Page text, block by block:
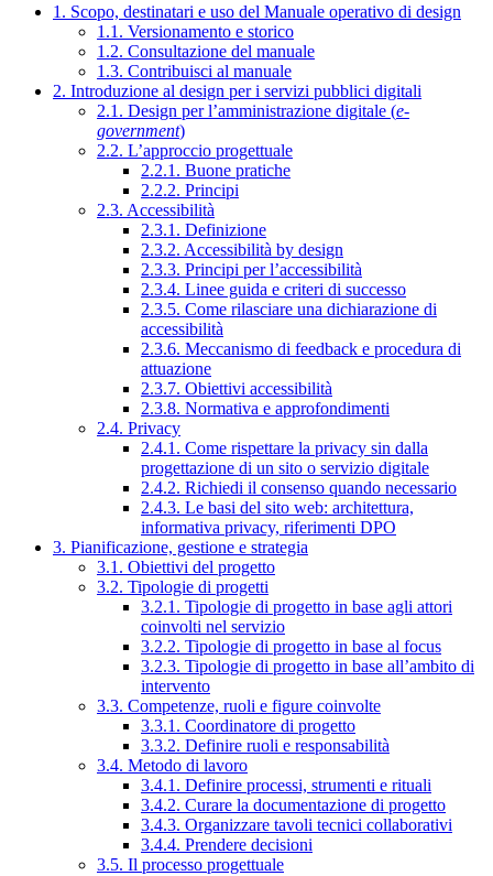
1. Scopo, destinatari e uso del Manuale operativo di design
1.1. Versionamento e storico
1.2. Consultazione del manuale
1.3. Contribuisci al manuale
2. Introduzione al design per i servizi pubblici digitali
2.1. Design per l’amministrazione digitale (e-
government)
2.2. L’approccio progettuale
2.2.1. Buone pratiche
2.2.2. Principi
2.3. Accessibilità
2.3.1. Definizione
2.3.2. Accessibilità by design
2.3.3. Principi per l’accessibilità
2.3.4. Linee guida e criteri di successo
2.3.5. Come rilasciare una dichiarazione di
accessibilità
2.3.6. Meccanismo di feedback e procedura di
attuazione
2.3.7. Obiettivi accessibilità
2.3.8. Normativa e approfondimenti
2.4. Privacy
2.4.1. Come rispettare la privacy sin dalla
progettazione di un sito o servizio digitale
2.4.2. Richiedi il consenso quando necessario
2.4.3. Le basi del sito web: architettura,
informativa privacy, riferimenti DPO
3. Pianificazione, gestione e strategia
3.1. Obiettivi del progetto
3.2. Tipologie di progetti
3.2.1. Tipologie di progetto in base agli attori
coinvolti nel servizio
3.2.2. Tipologie di progetto in base al focus
3.2.3. Tipologie di progetto in base all’ambito di
intervento
3.3. Competenze, ruoli e figure coinvolte
3.3.1. Coordinatore di progetto
3.3.2. Definire ruoli e responsabilità
3.4. Metodo di lavoro
3.4.1. Definire processi, strumenti e rituali
3.4.2. Curare la documentazione di progetto
3.4.3. Organizzare tavoli tecnici collaborativi
3.4.4. Prendere decisioni
3.5. Il processo progettuale